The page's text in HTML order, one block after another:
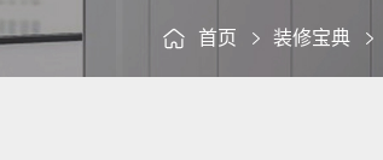
首页 装修宝典